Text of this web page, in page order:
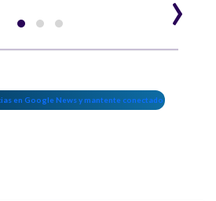
en Google News y mantente conectado